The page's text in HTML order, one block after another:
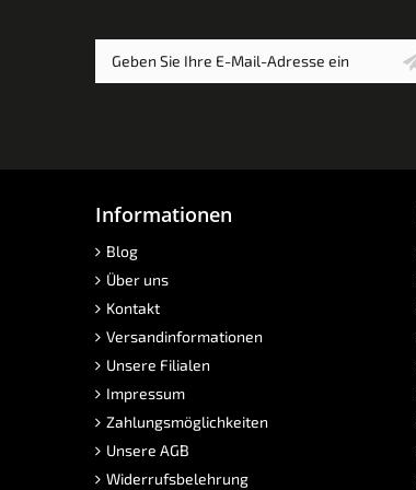
Informationen
Blog
Über uns
Kontakt
Versandinformationen
Unsere Filialen
Impressum
Zahlungsmöglichkeiten
Unsere AGB
Widerrufsbelehrung